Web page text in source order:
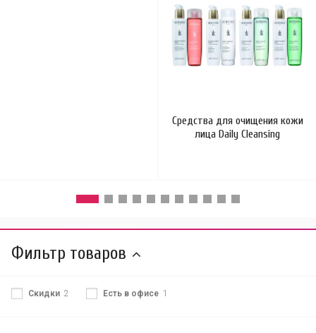
Средства для очищения кожи
лица Daily Cleansing
Фильтр товаров
Скидки 2 Есть в офисе 1